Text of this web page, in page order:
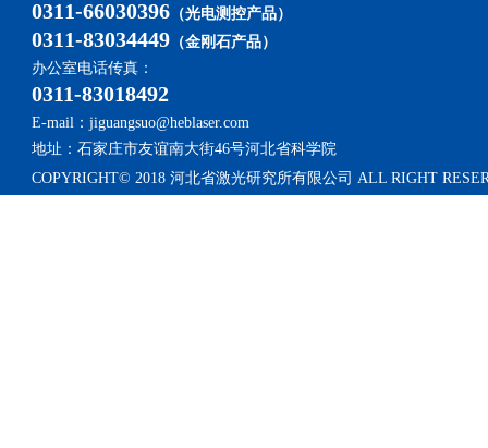
0311-66030396 （光电测控产品）
0311-83034449 （金刚石产品）
办公室电话传真：
0311-83018492
E-mail：jiguangsuo@heblaser.com
地址：石家庄市友谊南大街46号河北省科学院
COPYRIGHT© 2018 河北省激光研究所有限公司 ALL RIGHT